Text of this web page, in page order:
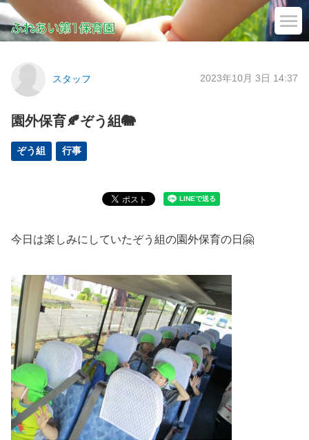
スタッフ 2023年10月 3日 14:37
園外保育🍂ぞう組🐘
ぞう組 行事
今日は楽しみにしていたぞう組の園外保育の日🤗